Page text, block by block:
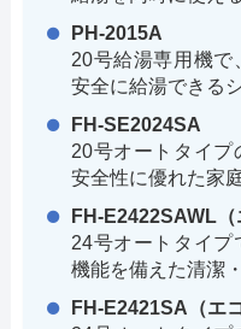
PH-2015A
20号給湯専用機で
安全に給湯できる
FH-SE2024SA
20号オートタイプ
安全性に優れた家
FH-E2422SAWL（
24号オートタイプ
機能を備えた清潔
FH-E2421SA（エ